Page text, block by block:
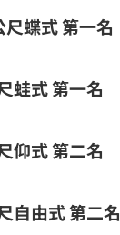
尺蝶式第一名
蛙式第一名
仰式第二名
自由式第二名